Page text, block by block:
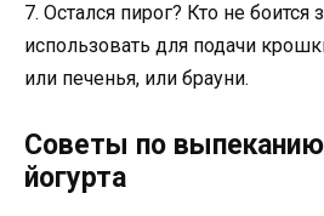
7. Остался пирог? Кто не
использовать для подачи
или печенья, или брауни.
Советы по выпеканию
йогурта